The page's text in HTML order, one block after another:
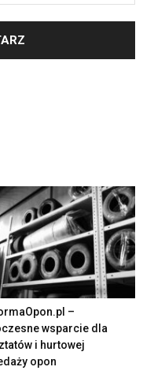
–
wsparcie dla
i hurtowej
opon